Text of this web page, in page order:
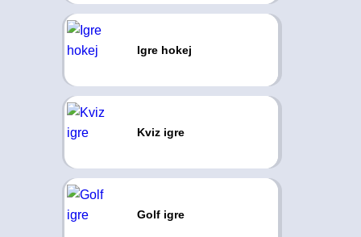
Igre hokej
Kviz igre
Golf igre